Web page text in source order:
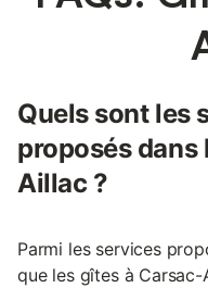
Quels sont les
proposés dans
Aillac ?
Parmi les services
que les gîtes à